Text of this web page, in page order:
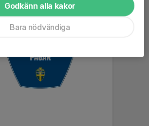
Godkänn alla kakor
Bara nödvändiga